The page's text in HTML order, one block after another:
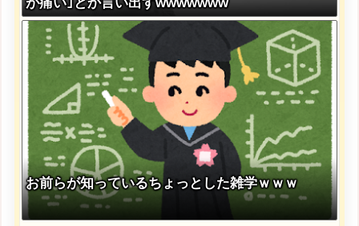
お前らが知っているちょっとした雑学ｗｗｗ